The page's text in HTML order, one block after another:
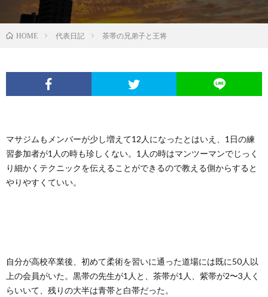
HOME 代表日記 茶帯の兄弟子と王将
マサジムもメンバーが少し増えて12人になったとはいえ、1日の練
習参加者が1人の時も珍しくない。1人の時はマンツーマンでじっく
り細かくテクニックを伝えることができるので教える側からすると
やりやすくていい。
自分が高校卒業後、初めて柔術を習いに通った道場には既に50人以
上の会員がいた。黒帯の先生が1人と、茶帯が1人、紫帯が2〜3人く
らいいて、残りの大半は青帯と白帯だった。